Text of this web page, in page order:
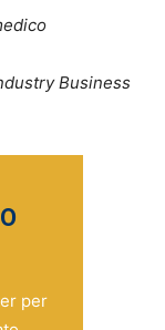
Business
per